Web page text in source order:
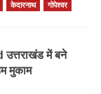
केदारनाथ
गोपेश्वर
में बने
मुकाम